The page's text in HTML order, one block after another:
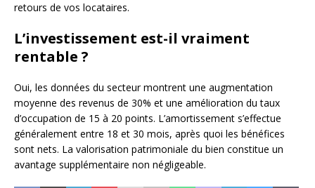
retours de vos locataires.
L’investissement est-il vraiment
rentable ?
Oui, les données du secteur montrent une augmentation
moyenne des revenus de 30% et une amélioration du taux
d’occupation de 15 à 20 points. L’amortissement s’effectue
généralement entre 18 et 30 mois, après quoi les bénéfices
sont nets. La valorisation patrimoniale du bien constitue un
avantage supplémentaire non négligeable.